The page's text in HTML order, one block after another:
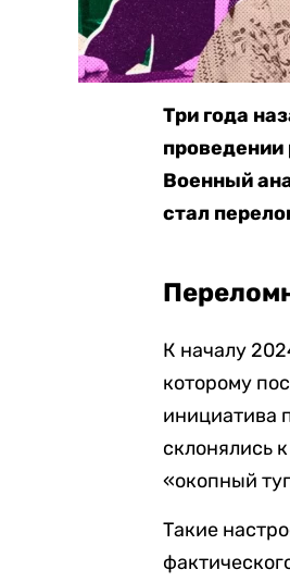
Три года
проведении
Военный
стал
К началу
которому
инициатива
склонялись
«окопный
Такие